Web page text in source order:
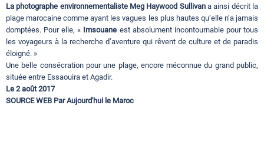
La photographe environnementaliste Meg Haywood Sullivana ainsi décrit la
plage marocaine comme ayant les vagues les plus hautes qu’elle n’a jamais
domptées. Pour elle, « Imsouane est absolument incontournable pour tous
les voyageurs à la recherche d’aventure qui rêvent de culture et de paradis
éloigné. »
Une belle consécration pour une plage, encore méconnue du grand public,
située entre Essaouira et Agadir.
Le 2 août 2017
SOURCE WEB Par Aujourd'hui le Maroc